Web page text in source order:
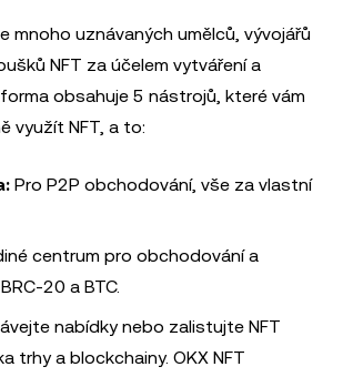
mnoho uznávaných umělců, vývojářů
NFT za účelem vytváření a
obsahuje 5 nástrojů, které vám
využít NFT, a to:
Pro P2P obchodování, vše za vlastní
centrum pro obchodování a
20 a BTC.
nabídky nebo zalistujte NFT
trhy a blockchainy. OKX NFT